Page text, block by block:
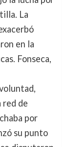
La
en la
Fonseca,
red de
por
su punto